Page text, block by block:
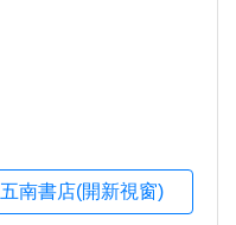
五南書店(開新視窗)